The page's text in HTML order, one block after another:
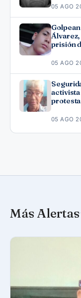
05 AGO
prisión
05 AGO
activista
05 AGO
Más Alertas